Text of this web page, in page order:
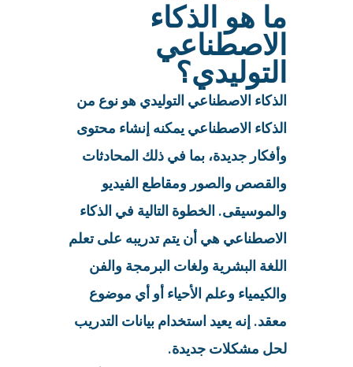
ما هو الذكاء
الاصطناعي
التوليدي؟
الذكاء الاصطناعي التوليدي هو نوع من
الذكاء الاصطناعي يمكنه إنشاء محتوى
وأفكار جديدة، بما في ذلك المحادثات
والقصص والصور ومقاطع الفيديو
والموسيقى. الخطوة التالية في الذكاء
الاصطناعي هي أن يتم تدريبه على تعلم
اللغة البشرية ولغات البرمجة والفن
والكيمياء وعلم الأحياء أو أي موضوع
معقد. إنه يعيد استخدام بيانات التدريب
لحل مشكلات جديدة.